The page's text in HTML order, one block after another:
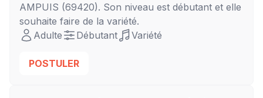
AMPUIS (69420). Son niveau est débutant et elle
souhaite faire de la variété.
Adulte
Débutant Variété
POSTULER